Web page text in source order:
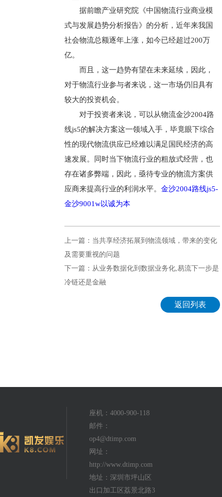
据前瞻产业研究院《中国物流行业商业模
式与发展趋势分析报告》的分析，近年来我国
社会物流总额逐年上涨，如今已经超过200万
亿。
而且，这一趋势有望在未来延续，因此，
对于物流行业参与者来说，这一市场仍旧具有
较大的投资机会。
对于投资者来说，可以从物流金沙2004路
线js5的解决方案这一领域入手，毕竟眼下综合
性的现代物流供应已经难以满足国民经济的高
速发展。同时当下物流行业的粗放式经营，也
存在诸多弊端，因此，亟待专业的物流方案供
应商来提高行业的利润水平。 金沙2004路线js5-
金沙9001w以诚为本
上一篇：当共享经济拓展到物流领域，带来的变化
及需要重视的问题
下一篇：从业务数据化到数据业务化,易流下一步是
冷链还是金融
返回列表
座机：4000-900-118
邮件：
op4@dtimp.com
网址：
http://www.dtimp.com
地址：深圳市坪山区
出口加工区荔景北路3